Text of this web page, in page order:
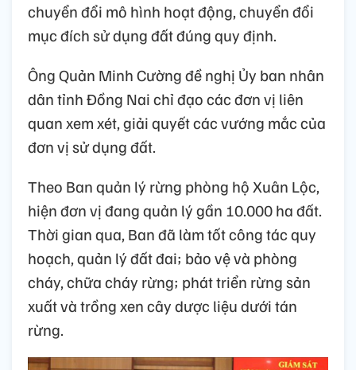
chuyển đổi mô hình hoạt động, chuyển đổi
mục đích sử dụng đất đúng quy định.
Ông Quản Minh Cường đề nghị Ủy ban nhân
dân tỉnh Đồng Nai chỉ đạo các đơn vị liên
quan xem xét, giải quyết các vướng mắc của
đơn vị sử dụng đất.
Theo Ban quản lý rừng phòng hộ Xuân Lộc,
hiện đơn vị đang quản lý gần 10.000 ha đất.
Thời gian qua, Ban đã làm tốt công tác quy
hoạch, quản lý đất đai; bảo vệ và phòng
cháy, chữa cháy rừng; phát triển rừng sản
xuất và trồng xen cây dược liệu dưới tán
rừng.